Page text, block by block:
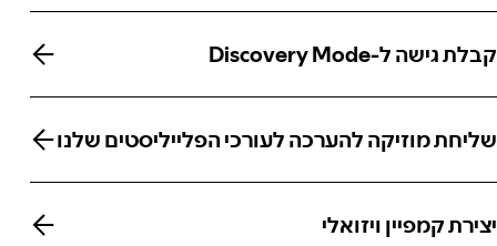
קבלת גישה ל-Discovery Mode
קבלת גישה ל-Discovery Mode
שליחת מוזיקה להערכה לעורכי הפלייליסטים שלנו
שליחת מוזיקה להערכה לעורכי הפלייליסטים שלנו
יצירת קמפיין ויזואלי
יצירת קמפיין ויזואלי